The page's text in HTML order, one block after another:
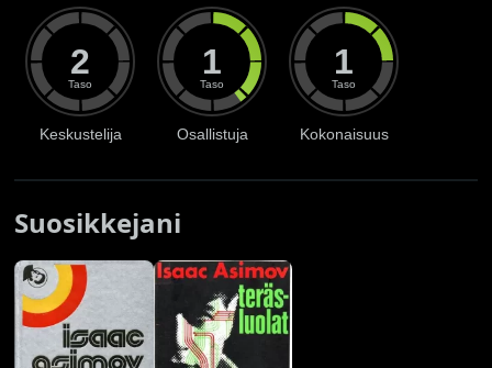
2
Taso
Keskustelija
1
Taso
Osallistuja
1
Taso
Kokonaisuus
Suosikkejani